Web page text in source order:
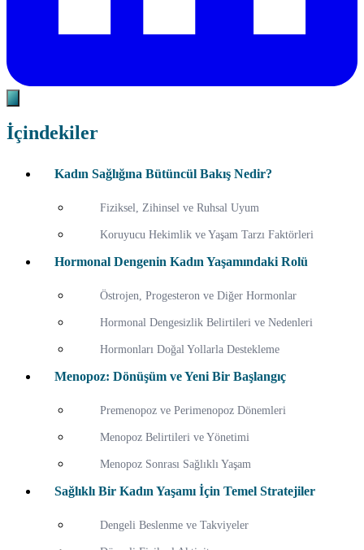
İçindekiler
Kadın Sağlığına Bütüncül Bakış Nedir?
Fiziksel, Zihinsel ve Ruhsal Uyum
Koruyucu Hekimlik ve Yaşam Tarzı Faktörleri
Hormonal Dengenin Kadın Yaşamındaki Rolü
Östrojen, Progesteron ve Diğer Hormonlar
Hormonal Dengesizlik Belirtileri ve Nedenleri
Hormonları Doğal Yollarla Destekleme
Menopoz: Dönüşüm ve Yeni Bir Başlangıç
Premenopoz ve Perimenopoz Dönemleri
Menopoz Belirtileri ve Yönetimi
Menopoz Sonrası Sağlıklı Yaşam
Sağlıklı Bir Kadın Yaşamı İçin Temel Stratejiler
Dengeli Beslenme ve Takviyeler